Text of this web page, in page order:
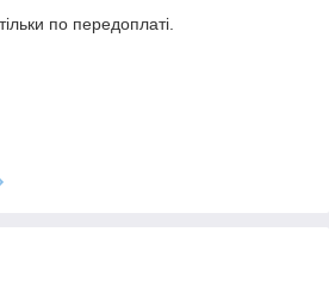
по передоплаті.